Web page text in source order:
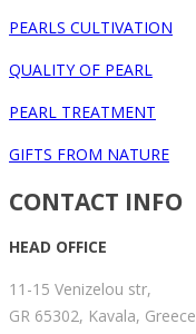
PEARLS CULTIVATION
QUALITY OF PEARL
PEARL TREATMENT
GIFTS FROM NATURE
CONTACT INFO
HEAD OFFICE
11-15 Venizelou str,
GR 65302, Kavala, Greece